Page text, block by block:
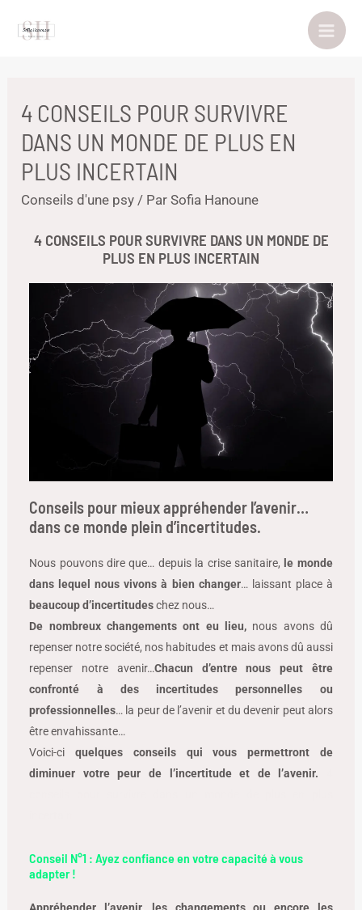
4 CONSEILS POUR SURVIVRE
DANS UN MONDE DE PLUS EN
PLUS INCERTAIN
Conseils d'une psy / ParSofia Hanoune
4 CONSEILS POUR SURVIVRE DANS UN MONDE DE
PLUS EN PLUS INCERTAIN
Conseils pour mieux appréhender l’avenir…
dans ce monde plein d’incertitudes.
Nous pouvons dire que… depuis la crise sanitaire, le monde
dans lequel nous vivons à bien changer… laissant place à
beaucoup d’incertitudeschez nous…
De nombreux changements ont eu lieu,nous avons dû
repenser notre société, nos habitudes et mais avons dû aussi
repenser notre avenir…Chacun d’entre nous peut être
confronté à des incertitudes personnelles ou
professionnelles… la peur de l’avenir et du devenir peut alors
être envahissante…
Voici-ci quelques conseils qui vous permettront de
diminuer votre peur de l’incertitude et de l’avenir.
Conseil N°1 : Ayez confiance en votre capacité à vous
adapter !